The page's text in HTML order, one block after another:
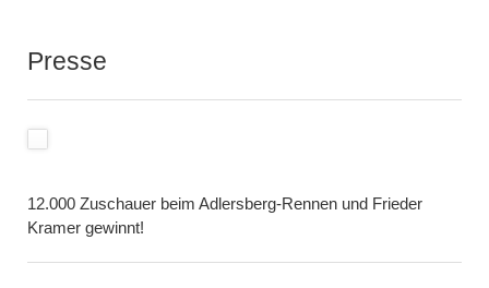
Presse
12.000 Zuschauer beim Adlersberg-Rennen und Frieder
Kramer gewinnt!